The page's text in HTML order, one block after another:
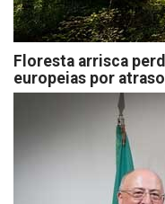
Floresta arrisca
europeias por